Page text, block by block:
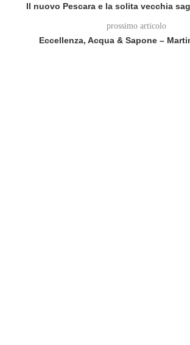
Il nuovo Pescara e la solita vecchia
prossimo articolo
Eccellenza, Acqua & Sapone –